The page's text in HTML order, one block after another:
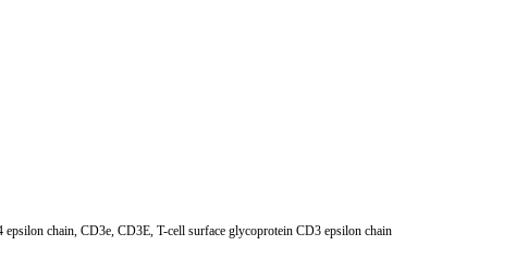
chain, CD3e, CD3E, T-cell surface glycoprotein CD3 epsilon chain